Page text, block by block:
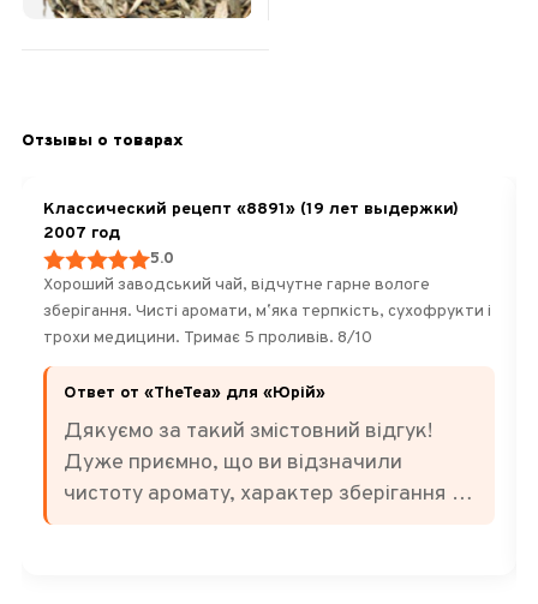
Отзывы о товарах
Классический рецепт «8891» (19 лет выдержки)
2007 год
5.0
Хороший заводський чай, відчутне гарне вологе
зберігання. Чисті аромати, мʼяка терпкість, сухофрукти і
трохи медицини. Тримає 5 проливів. 8/10
Ответ от «TheTea» для «Юрій»
Дякуємо за такий змістовний відгук!
Дуже приємно, що ви відзначили
чистоту аромату, характер зберігання та